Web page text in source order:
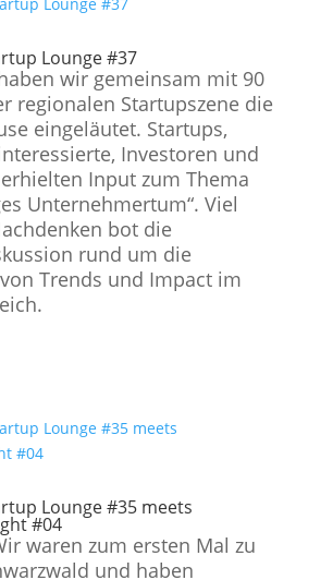
Lounge #37
wir gemeinsam mit 90
regionalen Startupszene die
eingeläutet. Startups,
Investoren und
Input zum Thema
Unternehmertum“. Viel
bot die
rund um die
Trends und Impact im
Lounge #35 meets
#04
waren zum ersten Mal zu
und haben